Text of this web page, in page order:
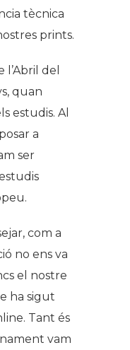
tècnica
prints.
del
quan
estudis. Al
a
ser
com a
no ens va
el nostre
ha sigut
Tant és
vam